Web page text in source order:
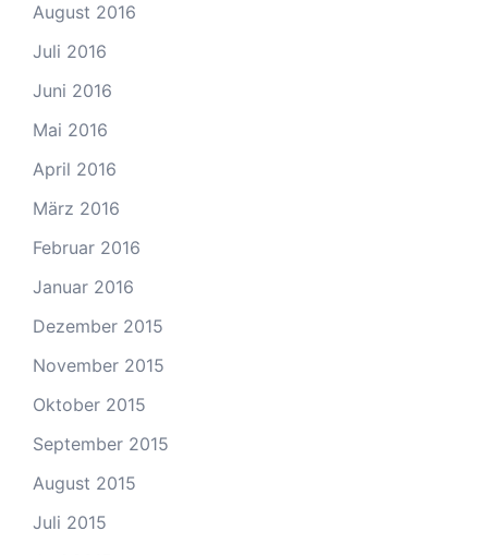
August 2016
Juli 2016
Juni 2016
Mai 2016
April 2016
März 2016
Februar 2016
Januar 2016
Dezember 2015
November 2015
Oktober 2015
September 2015
August 2015
Juli 2015